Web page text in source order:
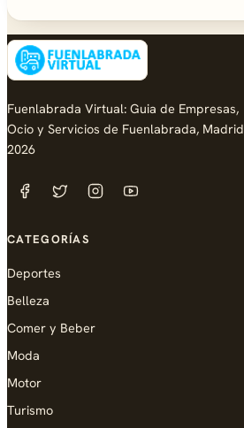
Fuenlabrada Virtual: Guia de Empresas,
Ocio y Servicios de Fuenlabrada, Madrid
2026
CATEGORÍAS
Deportes
Belleza
Comer y Beber
Moda
Motor
Turismo